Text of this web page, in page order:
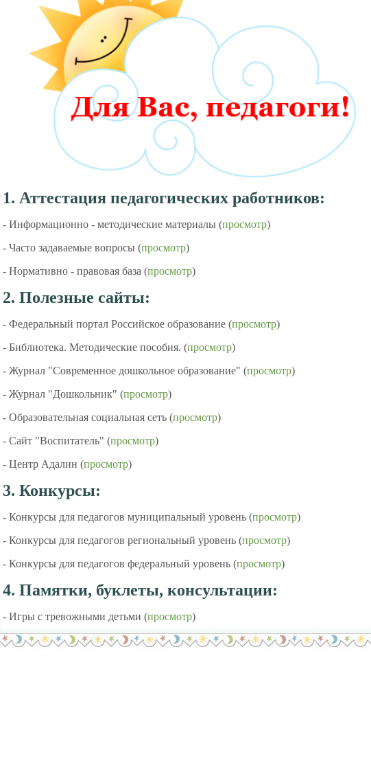
1. Аттестация педагогических работников:
- Информационно - методические материалы (просмотр)
- Часто задаваемые вопросы (просмотр)
- Нормативно - правовая база (просмотр)
2. Полезные сайты:
- Федеральный портал Российское образование (просмотр)
- Библиотека. Методические пособия. (просмотр)
- Журнал "Современное дошкольное образование" (просмотр)
- Журнал "Дошкольник" (просмотр)
- Образовательная социальная сеть (просмотр)
- Сайт "Воспитатель" (просмотр)
- Центр Адалин (просмотр)
3. Конкурсы:
- Конкурсы для педагогов муниципальный уровень (просмотр)
- Конкурсы для педагогов региональный уровень (просмотр)
- Конкурсы для педагогов федеральный уровень (просмотр)
4. Памятки, буклеты, консультации:
- Игры с тревожными детьми (просмотр)